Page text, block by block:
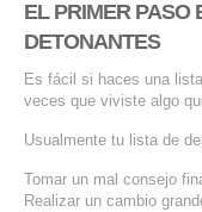
ASESORÍA TECNOLÓGICA
BLOG
EL PRIMER PASO
DETONANTES
Es fácil si haces una
veces que viviste algo
Usualmente tu lista de
Tomar un mal consejo
Realizar un cambio